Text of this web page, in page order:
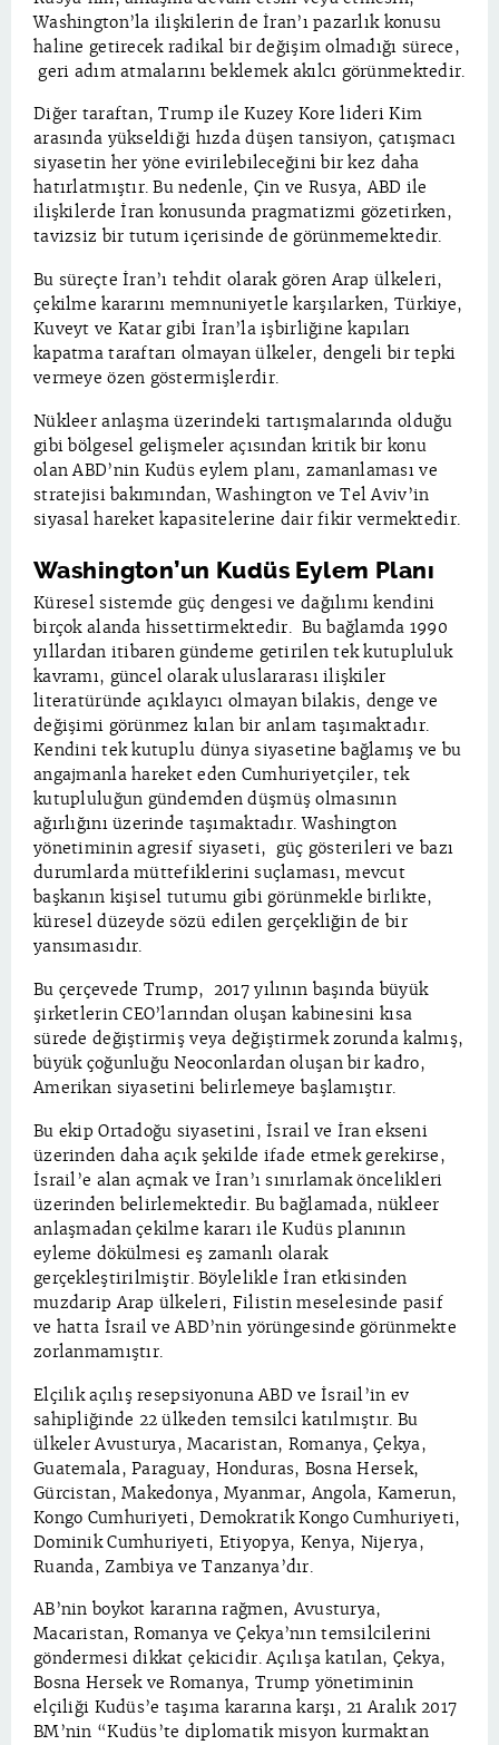
Washington’la ilişkilerin de İran’ı pazarlık konusu
haline getirecek radikal bir değişim olmadığı sürece,
geri adım atmalarını beklemek akılcı görünmektedir.
Diğer taraftan, Trump ile Kuzey Kore lideri Kim
arasında yükseldiği hızda düşen tansiyon, çatışmacı
siyasetin her yöne evirilebileceğini bir kez daha
hatırlatmıştır. Bu nedenle, Çin ve Rusya, ABD ile
ilişkilerde İran konusunda pragmatizmi gözetirken,
tavizsiz bir tutum içerisinde de görünmemektedir.
Bu süreçte İran’ı tehdit olarak gören Arap ülkeleri,
çekilme kararını memnuniyetle karşılarken, Türkiye,
Kuveyt ve Katar gibi İran’la işbirliğine kapıları
kapatma taraftarı olmayan ülkeler, dengeli bir tepki
vermeye özen göstermişlerdir.
Nükleer anlaşma üzerindeki tartışmalarında olduğu
gibi bölgesel gelişmeler açısından kritik bir konu
olan ABD’nin Kudüs eylem planı, zamanlaması ve
stratejisi bakımından, Washington ve Tel Aviv’in
siyasal hareket kapasitelerine dair fikir vermektedir.
Washington’un Kudüs Eylem Planı
Küresel sistemde güç dengesi ve dağılımı kendini
birçok alanda hissettirmektedir. Bu bağlamda 1990
yıllardan itibaren gündeme getirilen tek kutupluluk
kavramı, güncel olarak uluslararası ilişkiler
literatüründe açıklayıcı olmayan bilakis, denge ve
değişimi görünmez kılan bir anlam taşımaktadır.
Kendini tek kutuplu dünya siyasetine bağlamış ve bu
angajmanla hareket eden Cumhuriyetçiler, tek
kutupluluğun gündemden düşmüş olmasının
ağırlığını üzerinde taşımaktadır. Washington
yönetiminin agresif siyaseti, güç gösterileri ve bazı
durumlarda müttefiklerini suçlaması, mevcut
başkanın kişisel tutumu gibi görünmekle birlikte,
küresel düzeyde sözü edilen gerçekliğin de bir
yansımasıdır.
Bu çerçevede Trump, 2017 yılının başında büyük
şirketlerin CEO’larından oluşan kabinesini kısa
sürede değiştirmiş veya değiştirmek zorunda kalmış,
büyük çoğunluğu Neoconlardan oluşan bir kadro,
Amerikan siyasetini belirlemeye başlamıştır.
Bu ekip Ortadoğu siyasetini, İsrail ve İran ekseni
üzerinden daha açık şekilde ifade etmek gerekirse,
İsrail’e alan açmak ve İran’ı sınırlamak öncelikleri
üzerinden belirlemektedir. Bu bağlamada, nükleer
anlaşmadan çekilme kararı ile Kudüs planının
eyleme dökülmesi eş zamanlı olarak
gerçekleştirilmiştir. Böylelikle İran etkisinden
muzdarip Arap ülkeleri, Filistin meselesinde pasif
ve hatta İsrail ve ABD’nin yörüngesinde görünmekte
zorlanmamıştır.
Elçilik açılış resepsiyonuna ABD ve İsrail’in ev
sahipliğinde 22 ülkeden temsilci katılmıştır. Bu
ülkeler Avusturya, Macaristan, Romanya, Çekya,
Guatemala, Paraguay, Honduras, Bosna Hersek,
Gürcistan, Makedonya, Myanmar, Angola, Kamerun,
Kongo Cumhuriyeti, Demokratik Kongo Cumhuriyeti,
Dominik Cumhuriyeti, Etiyopya, Kenya, Nijerya,
Ruanda, Zambiya ve Tanzanya’dır.
AB’nin boykot kararına rağmen, Avusturya,
Macaristan, Romanya ve Çekya’nın temsilcilerini
göndermesi dikkat çekicidir. Açılışa katılan, Çekya,
Bosna Hersek ve Romanya, Trump yönetiminin
elçiliği Kudüs’e taşıma kararına karşı, 21 Aralık 2017
BM’nin “Kudüs’te diplomatik misyon kurmaktan